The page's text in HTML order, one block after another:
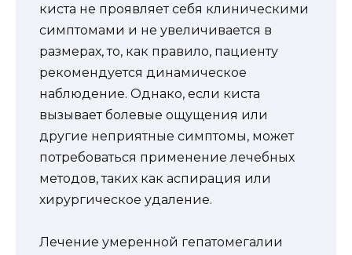
киста не проявляет себя клиническими
симптомами и не увеличивается в
размерах, то, как правило, пациенту
рекомендуется динамическое
наблюдение. Однако, если киста
вызывает болевые ощущения или
другие неприятные симптомы, может
потребоваться применение лечебных
методов, таких как аспирация или
хирургическое удаление.
Лечение умеренной гепатомегалии